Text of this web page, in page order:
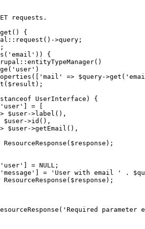
requests.
{
>query;
{
=> $query-
UserInterface) {
= [
$user->label(),
$user->id(),
$user->getEmail(),
ResourceResponse($response);
= NULL;
= 'User with email ' .
ResourceResponse($response);
parameter